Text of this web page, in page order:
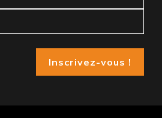
Inscrivez-vous !